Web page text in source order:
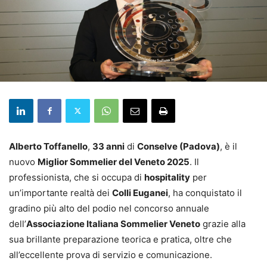
Alberto Toffanello, 33 anni di Conselve (Padova), è il
nuovo Miglior Sommelier del Veneto 2025. Il
professionista, che si occupa di hospitality per
un’importante realtà dei Colli Euganei, ha conquistato il
gradino più alto del podio nel concorso annuale
dell’Associazione Italiana Sommelier Veneto grazie alla
sua brillante preparazione teorica e pratica, oltre che
all’eccellente prova di servizio e comunicazione.